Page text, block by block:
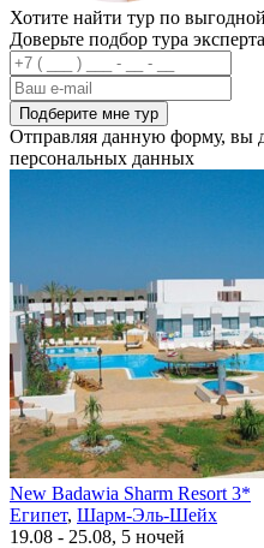
Хотите найти тур по
Доверьте подбор тура
Подберите мне тур
Отправляя данную форму, вы
персональных данных
New Badawia Sharm Resort 3*
Египет, Шарм-Эль-Шейх
19.08 - 25.08, 5 ночей